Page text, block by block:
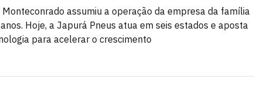
Monteconrado assumiu a operação da empresa da família
Hoje, a Japurá Pneus atua em seis estados e aposta
para acelerar o crescimento